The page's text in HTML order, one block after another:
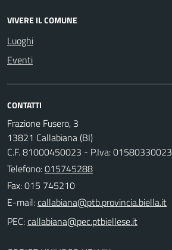
VIVERE IL COMUNE
Luoghi
Eventi
CONTATTI
Frazione Fusero, 3
13821 Callabiana (BI)
C.F. 81000450023 - P.Iva: 01580330023
Telefono:015745288
Fax: 015 745210
E-mail:
PEC: